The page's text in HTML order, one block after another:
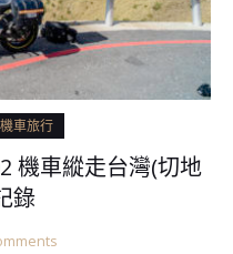
機車旅行
機車縱走台灣(切地
錄